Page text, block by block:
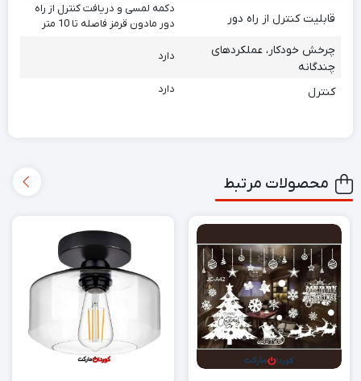
قابلیت کنترل از راه دور
دکمه لمسی و دریافت کنترل از راه
دور مادون قرمز فاصله تا 10 متر
چرخش خودکار، عملکردهای
چندگانه
دارد
کنترل دارد
محصولات مرتبط